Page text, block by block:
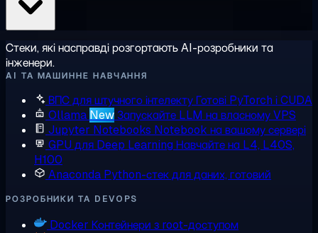
Стеки, які насправді розгортають AI-розробники та
інженери.
AI ТА МАШИННЕ НАВЧАННЯ
ВПС для штучного інтелектуГотові PyTorch і CUDA
Ollama NewЗапускайте LLM на власному VPS
Jupyter Notebooks Notebook на вашому сервері
GPU для Deep Learning Навчайте на L4, L40S,
H100
Anaconda Python-стек для даних, готовий
РОЗРОБНИКИ ТА DEVOPS
Docker Контейнери з root-доступом